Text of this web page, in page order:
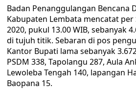
Badan Penanggulangan Bencana
Kabupaten Lembata mencatat per
2020, pukul 13.00 WIB, sebanyak
di tujuh titik. Sebaran di pos
Kantor Bupati lama sebanyak
PSDM 338, Tapolangu 287, Aula
Lewoleba Tengah 140, lapangan
Baopana 15.